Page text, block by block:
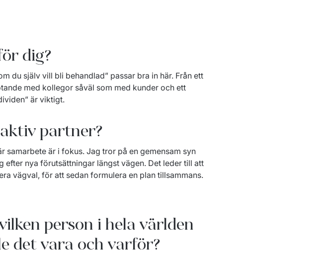
dig?
du själv vill bli behandlad” passar bra in här. Från ett
med kollegor såväl som med kunder och ett
är viktigt.
partner?
är i fokus. Jag tror på en gemensam syn
efter nya förutsättningar längst vägen. Det leder till att
vägval, för att sedan formulera en plan tillsammans.
person i hela världen
det vara och varför?